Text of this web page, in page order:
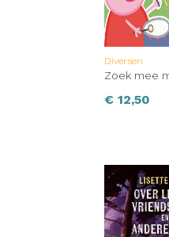
Diversen
Zoek mee
€ 12,50